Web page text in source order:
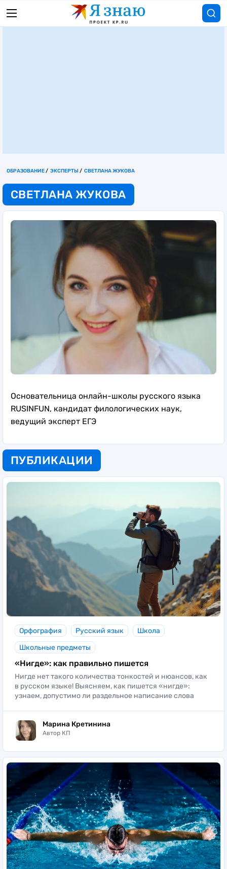
ОБРАЗОВАНИЕ ЭКСПЕРТЫ СВЕТЛАНА ЖУКОВА
СВЕТЛАНА ЖУКОВА
Основательница онлайн-школы русского языка
RUSINFUN, кандидат филологических наук,
ведущий эксперт ЕГЭ
ПУБЛИКАЦИИ
Орфография Русский язык
Школа
Школьные предметы
«Нигде»: как правильно пишется
Нигде нет такого количества тонкостей и нюансов, как
в русском языке! Выясняем, как пишется «нигде»:
узнаем, допустимо ли раздельное написание слова
Марина Кретинина
Автор КП